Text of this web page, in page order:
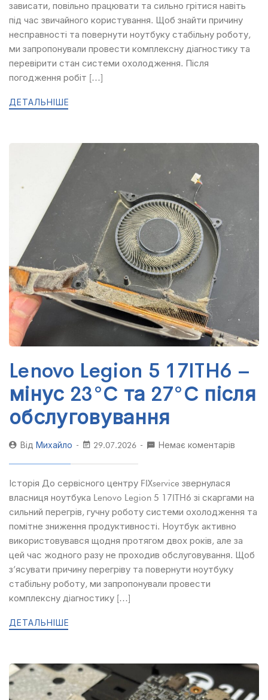
зависати, повільно працювати та сильно грітися навіть
під час звичайного користування. Щоб знайти причину
несправності та повернути ноутбуку стабільну роботу,
ми запропонували провести комплексну діагностику та
перевірити стан системи охолодження. Після
погодження робіт […]
ДЕТАЛЬНІШЕ
Lenovo Legion 5 17ITH6 –
мінус 23°C та 27°C після
обслуговування
Від Михайло 29.07.2026 Немає коментарів
Історія До сервісного центру FIXservice звернулася
власниця ноутбука Lenovo Legion 5 17ITH6 зі скаргами на
сильний перегрів, гучну роботу системи охолодження та
помітне зниження продуктивності. Ноутбук активно
використовувався щодня протягом двох років, але за
цей час жодного разу не проходив обслуговування. Щоб
з’ясувати причину перегріву та повернути ноутбуку
стабільну роботу, ми запропонували провести
комплексну діагностику […]
ДЕТАЛЬНІШЕ